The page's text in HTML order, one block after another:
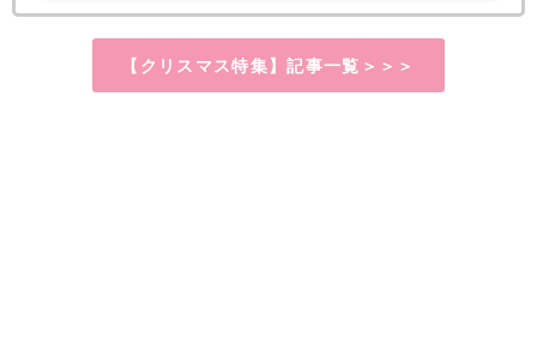
【クリスマス特集】記事一覧＞＞＞